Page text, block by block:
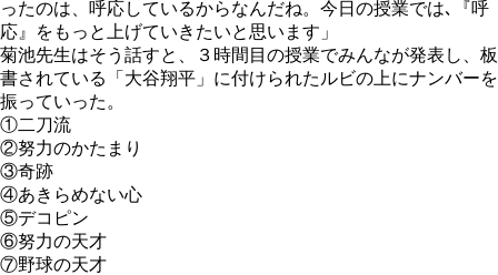
ったのは、呼応しているからなんだね。今日の授業では､『呼
応』をもっと上げていきたいと思います」
菊池先生はそう話すと、３時間目の授業でみんなが発表し、板
書されている「大谷翔平」に付けられたルビの上にナンバーを
振っていった。
①二刀流
②努力のかたまり
③奇跡
④あきらめない心
⑤デコピン
⑥努力の天才
⑦野球の天才